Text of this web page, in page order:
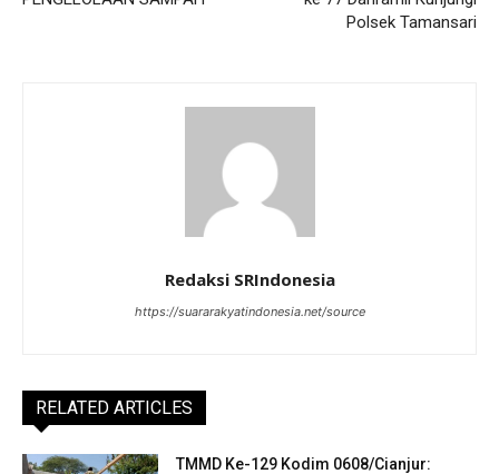
Polsek Tamansari
Redaksi SRIndonesia
https://suararakyatindonesia.net/source
RELATED ARTICLES
TMMD Ke-129 Kodim 0608/Cianjur: